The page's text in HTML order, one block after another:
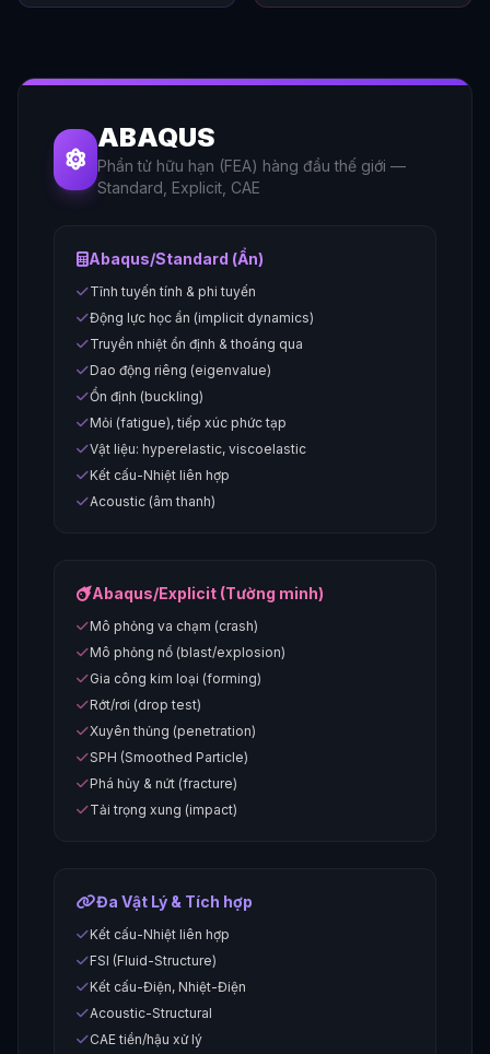
ABAQUS
Phần tử hữu hạn (FEA) hàng đầu thế giới —
Standard, Explicit, CAE
Abaqus/Standard (Ẩn)
Tĩnh tuyến tính & phi tuyến
Động lực học ẩn (implicit dynamics)
Truyền nhiệt ổn định & thoáng qua
Dao động riêng (eigenvalue)
Ổn định (buckling)
Mỏi (fatigue), tiếp xúc phức tạp
Vật liệu: hyperelastic, viscoelastic
Kết cấu-Nhiệt liên hợp
Acoustic (âm thanh)
Abaqus/Explicit (Tường minh)
Mô phỏng va chạm (crash)
Mô phỏng nổ (blast/explosion)
Gia công kim loại (forming)
Rớt/rơi (drop test)
Xuyên thủng (penetration)
SPH (Smoothed Particle)
Phá hủy & nứt (fracture)
Tải trọng xung (impact)
Đa Vật Lý & Tích hợp
Kết cấu-Nhiệt liên hợp
FSI (Fluid-Structure)
Kết cấu-Điện, Nhiệt-Điện
Acoustic-Structural
CAE tiền/hậu xử lý